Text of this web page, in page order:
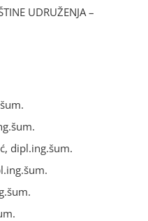
UDRUŽENJA –
dipl.ing.šum.